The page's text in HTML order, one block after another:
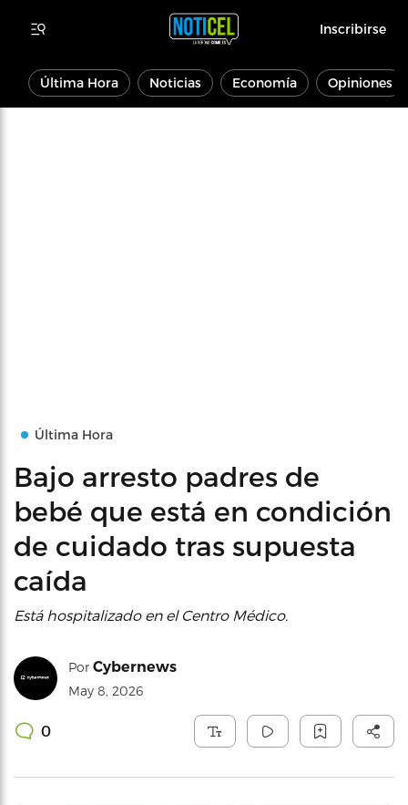
Inscribirse
Última Hora Noticias Economía Opiniones
Última Hora
Bajo arresto padres de
bebé que está en condición
de cuidado tras supuesta
caída
Está hospitalizado en el Centro Médico.
Por Cybernews
May 8, 2026
0